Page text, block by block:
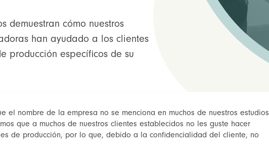
demuestran cómo nuestros
han ayudado a los clientes
producción específicos de su
el nombre de la empresa no se menciona en muchos de nuestros estudios
que a muchos de nuestros clientes establecidos no les guste hacer
de producción, por lo que, debido a la confidencialidad del cliente, no